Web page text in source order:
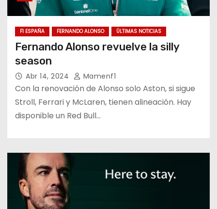
F1 ESPAÑA FERNANDO ALONSO ÚLTIMAS NOTICIAS
Fernando Alonso revuelve la silly
season
Abr 14, 2024 Mamenf1
Con la renovación de Alonso solo Aston, si sigue
Stroll, Ferrari y McLaren, tienen alineación. Hay
disponible un Red Bull…